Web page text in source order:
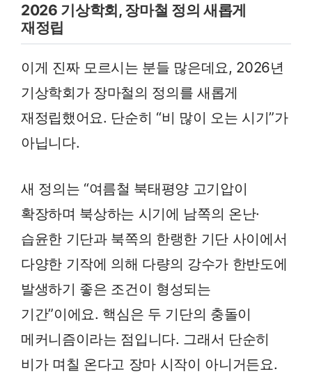
2026 기상학회, 장마철 정의 새롭게
재정립
이게 진짜 모르시는 분들 많은데요, 2026년
기상학회가 장마철의 정의를 새롭게
재정립했어요. 단순히 “비 많이 오는 시기”가
아닙니다.
새 정의는 “여름철 북태평양 고기압이
확장하며 북상하는 시기에 남쪽의 온난·
습윤한 기단과 북쪽의 한랭한 기단 사이에서
다양한 기작에 의해 다량의 강수가 한반도에
발생하기 좋은 조건이 형성되는
기간”이에요. 핵심은 두 기단의 충돌이
메커니즘이라는 점입니다. 그래서 단순히
비가 며칠 온다고 장마 시작이 아니거든요.